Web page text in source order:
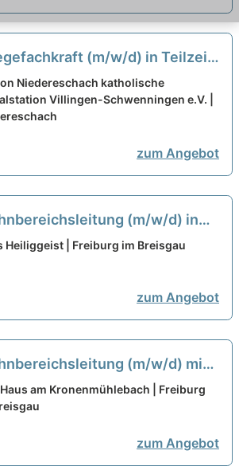
(m/w/d) in Teilzeit
Stellenumfang) – Bei uns
Sie sich geborgen fühlen!
Niedereschach katholische
Villingen-Schwenningen e.V. |
zum Angebot
(m/w/d) in
- Wir suchen Zuwachs in
Heiliggeist | Freiburg im Breisgau
zum Angebot
(m/w/d) mit
in Teilzeit (75%) -
Dich als Partner:in!
Haus am Kronenmühlebach | Freiburg
zum Angebot